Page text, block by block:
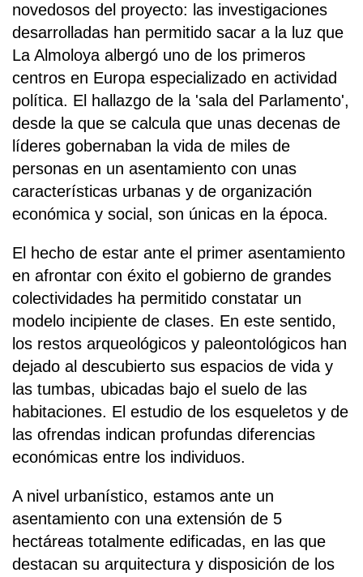
novedosos del proyecto: las investigaciones
desarrolladas han permitido sacar a la luz que
La Almoloya albergó uno de los primeros
centros en Europa especializado en actividad
política. El hallazgo de la 'sala del Parlamento',
desde la que se calcula que unas decenas de
líderes gobernaban la vida de miles de
personas en un asentamiento con unas
características urbanas y de organización
económica y social, son únicas en la época.
El hecho de estar ante el primer asentamiento
en afrontar con éxito el gobierno de grandes
colectividades ha permitido constatar un
modelo incipiente de clases. En este sentido,
los restos arqueológicos y paleontológicos han
dejado al descubierto sus espacios de vida y
las tumbas, ubicadas bajo el suelo de las
habitaciones. El estudio de los esqueletos y de
las ofrendas indican profundas diferencias
económicas entre los individuos.
A nivel urbanístico, estamos ante un
asentamiento con una extensión de 5
hectáreas totalmente edificadas, en las que
destacan su arquitectura y disposición de los